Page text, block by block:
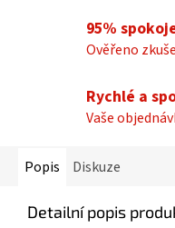
95%
Ověřeno
Rychlé a
Vaše
Popis Diskuze
Detailní popis